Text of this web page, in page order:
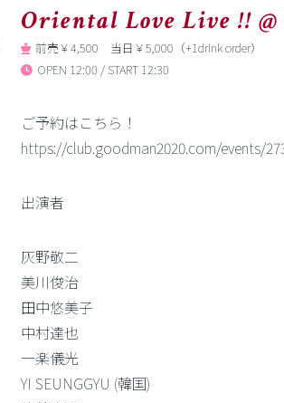
Oriental Love Live !!
前売￥4,500 当日￥5,000（+1drink order）
OPEN 12:00 / START 12:30
ご予約はこちら！
https://club.goodman2020.com/events/
出演者
灰野敬二
美川俊治
田中悠美子
中村達也
一楽儀光
YI SEUNGGYU (韓国)